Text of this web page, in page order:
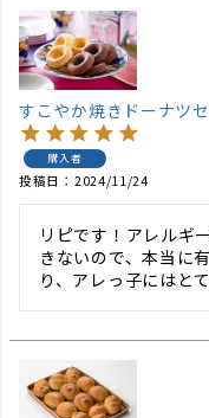
すこやか焼きドーナツ
購入者
投稿日 2024/11/24
リピです！アレルギ
きないので、本当に
り、アレっ子にはと